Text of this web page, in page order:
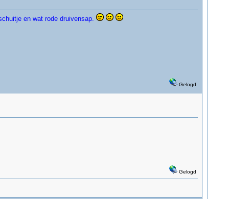
en wat rode druivensap.
Gelogd
Gelogd